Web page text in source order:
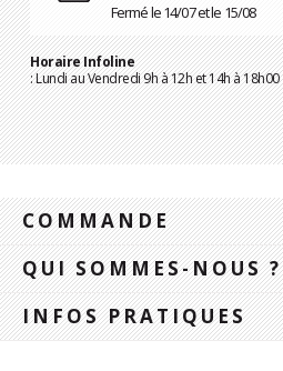
Fermé le 14/07 et le 15/08
Horaire Infoline
: Lundi au Vendredi 9h à 12h et 14h à 18h00
COMMANDE
QUI SOMMES-NOUS ?
INFOS PRATIQUES